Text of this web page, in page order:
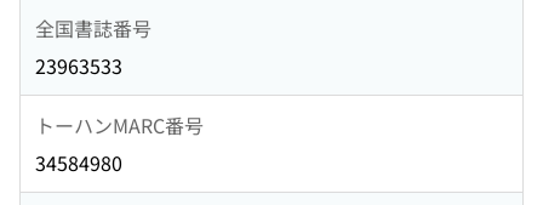
全国書誌番号
23963533
トーハンMARC番号
34584980